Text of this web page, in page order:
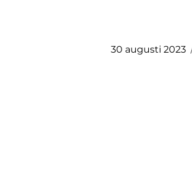
30 augusti 2023